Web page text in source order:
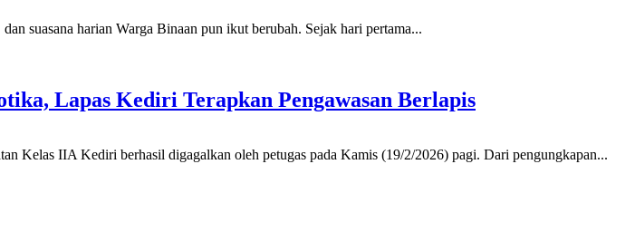
suasana harian Warga Binaan pun ikut berubah. Sejak hari pertama...
Lapas Kediri Terapkan Pengawasan Berlapis
Kelas IIA Kediri berhasil digagalkan oleh petugas pada Kamis (19/2/2026) pagi. Dari pengungkapan...